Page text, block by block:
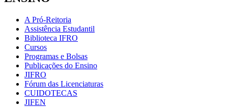
A Pró-Reitoria
Assistência Estudantil
Biblioteca IFRO
Cursos
Programas e Bolsas
Publicações do Ensino
JIFRO
Fórum das Licenciaturas
CUIDOTECAS
JIFEN